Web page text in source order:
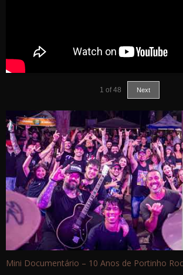
1 of 48 Next
Mini Documentário – 10 Anos de Portinho